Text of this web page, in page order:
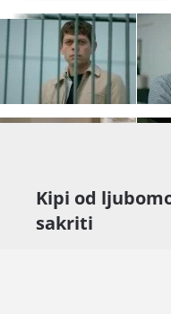
Seriju "Divlje srce
ponedjeljka do
sadržaj gledajte
Kipi od
sakriti